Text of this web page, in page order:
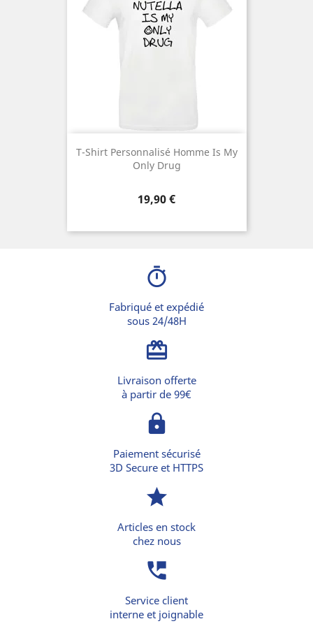
T-Shirt Personnalisé Homme Is My
Only Drug
Prix
19,90 €
timer
Fabriqué et expédié
sous 24/48H
card_giftcard
Livraison offerte
à partir de 99€
lock
Paiement sécurisé
3D Secure et HTTPS
star
Articles en stock
chez nous
perm_phone_msg
Service client
interne et joignable